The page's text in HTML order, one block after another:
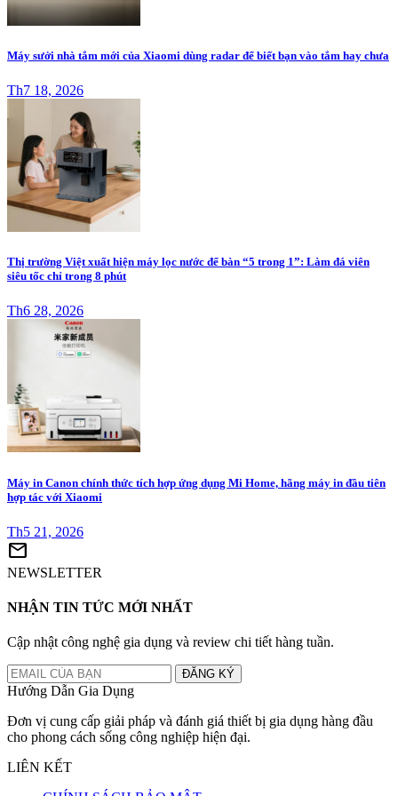
Máy sưởi nhà tắm mới của Xiaomi dùng radar để biết bạn vào tắm hay chưa
Th7 18, 2026
Thị trường Việt xuất hiện máy lọc nước để bàn “5 trong 1”: Làm đá viên
siêu tốc chỉ trong 8 phút
Th6 28, 2026
Máy in Canon chính thức tích hợp ứng dụng Mi Home, hãng máy in đầu tiên
hợp tác với Xiaomi
Th5 21, 2026
mail
NEWSLETTER
NHẬN TIN TỨC MỚI NHẤT
Cập nhật công nghệ gia dụng và review chi tiết hàng tuần.
ĐĂNG KÝ
Hướng Dẫn Gia Dụng
Đơn vị cung cấp giải pháp và đánh giá thiết bị gia dụng hàng đầu
cho phong cách sống công nghiệp hiện đại.
LIÊN KẾT